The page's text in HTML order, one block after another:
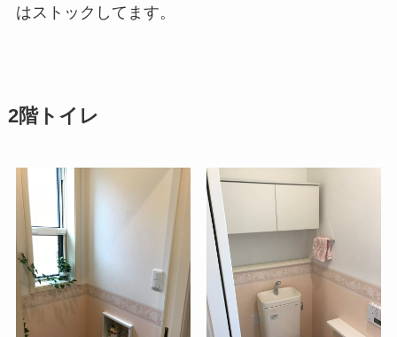
はストックしてます。
2階トイレ